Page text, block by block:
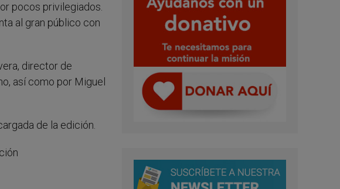
pocos privilegiados.
al gran público con
director de
así como por Miguel
de la edición.